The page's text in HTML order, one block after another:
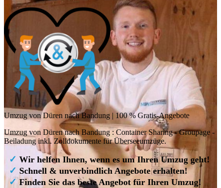
Umzug von Düren nach Bandung | 100 % Gratis-Angebote
Umzug von Düren nach Bandung : Container Sharing - Groupage -
Beiladung inkl. Zolldokumente für Überseeumzüge.
✓ Wir helfen Ihnen, wenn es um Ihren Umzug geht!
✓ Schnell & unverbindlich Angebote erhalten!
✓ Finden Sie das beste Angebot für Ihren Umzug!